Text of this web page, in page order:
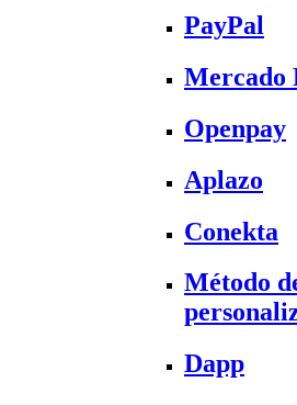
PayPal
Mercado
Openpay
Aplazo
Conekta
Método
Dapp